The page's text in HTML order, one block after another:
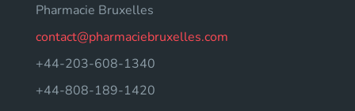
Pharmacie Bruxelles
contact@pharmaciebruxelles.com
+44-203-608-1340
+44-808-189-1420